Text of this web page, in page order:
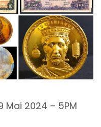
2024 – 5PM